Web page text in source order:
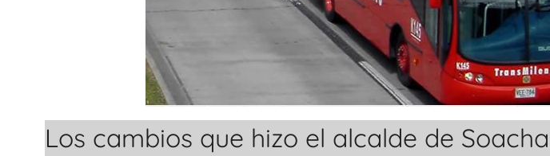
Los cambios que hizo el alcalde de